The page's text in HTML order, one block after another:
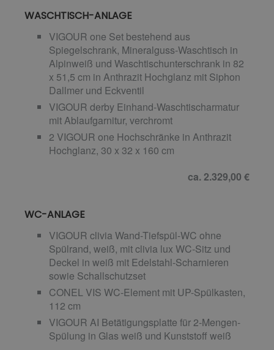
WASCHTISCH-ANLAGE
VIGOUR one Set bestehend aus
Spiegelschrank, Mineralguss-Waschtisch in
Alpinweiß und Waschtischunterschrank in 82
x 51,5 cm in Anthrazit Hochglanz mit Siphon
Dallmer und Eckventil
VIGOUR derby Einhand-Waschtischarmatur
mit Ablaufgarnitur, verchromt
2 VIGOUR one Hochschränke in Anthrazit
Hochglanz, 30 x 32 x 160 cm
ca. 2.329,00 €
WC-ANLAGE
VIGOUR clivia Wand-Tiefspül-WC ohne
Spülrand, weiß, mit clivia lux WC-Sitz und
Deckel in weiß mit Edelstahl-Scharnieren
sowie Schallschutzset
CONEL VIS WC-Element mit UP-Spülkasten,
112 cm
VIGOUR AI Betätigungsplatte für 2-Mengen-
Spülung in Glas weiß und Kunststoff weiß